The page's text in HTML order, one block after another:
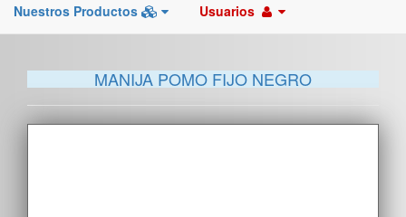
Nuestros Productos Usuarios
MANIJA POMO FIJO NEGRO